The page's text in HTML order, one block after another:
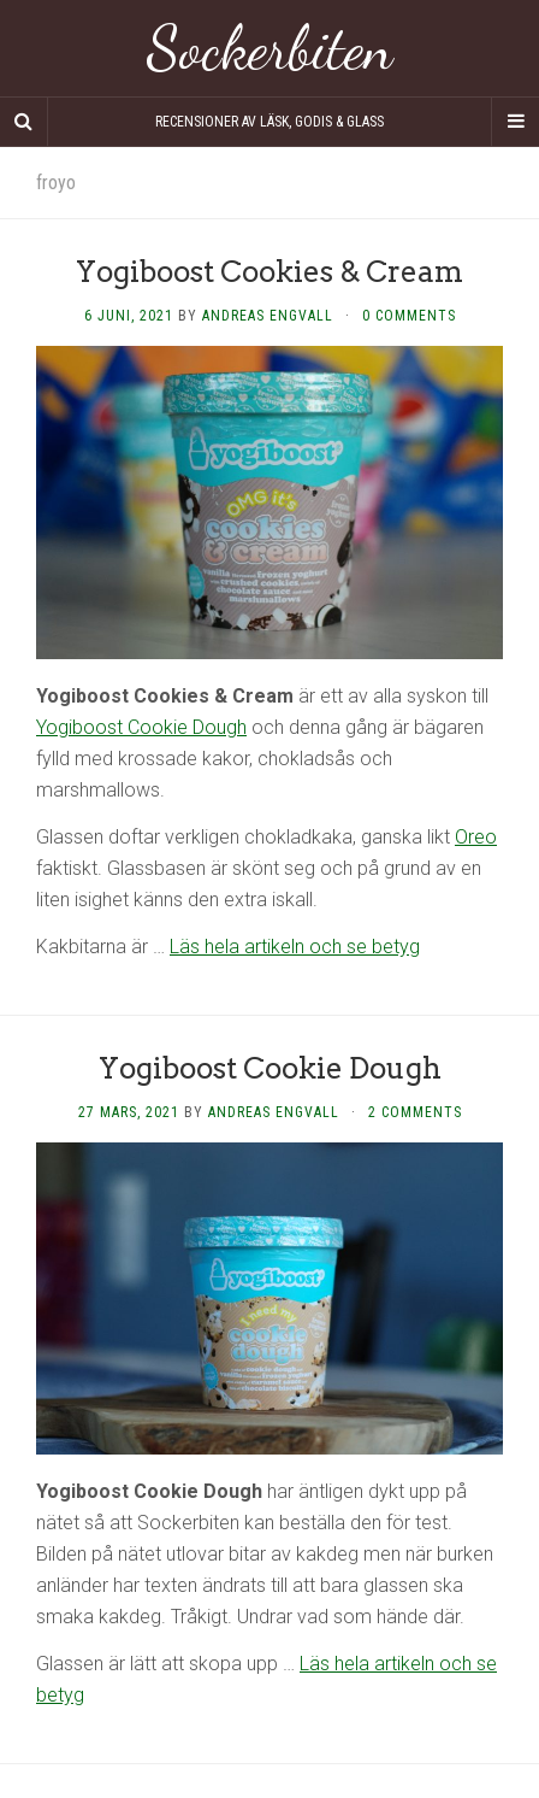
Sockerbiten
RECENSIONER AV LÄSK, GODIS & GLASS
froyo
Yogiboost Cookies & Cream
6 JUNI, 2021 BY ANDREAS ENGVALL · 0 COMMENTS
Yogiboost Cookies & Cream är ett av alla syskon till
Yogiboost Cookie Dough och denna gång är bägaren
fylld med krossade kakor, chokladsås och
marshmallows.
Glassen doftar verkligen chokladkaka, ganska likt Oreo
faktiskt. Glassbasen är skönt seg och på grund av en
liten isighet känns den extra iskall.
Kakbitarna är … Läs hela artikeln och se betyg
Yogiboost Cookie Dough
27 MARS, 2021 BY ANDREAS ENGVALL · 2 COMMENTS
Yogiboost Cookie Dough har äntligen dykt upp på
nätet så att Sockerbiten kan beställa den för test.
Bilden på nätet utlovar bitar av kakdeg men när burken
anländer har texten ändrats till att bara glassen ska
smaka kakdeg. Tråkigt. Undrar vad som hände där.
Glassen är lätt att skopa upp … Läs hela artikeln och se
betyg